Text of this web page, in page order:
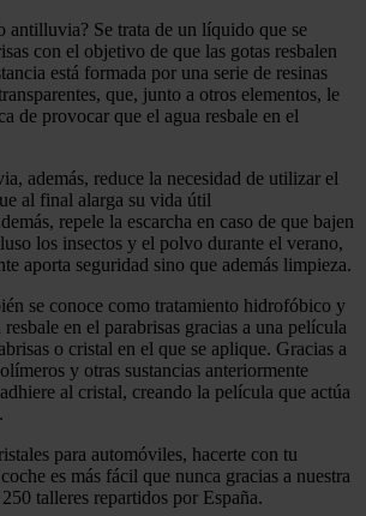
antilluvia? Se trata de un líquido que se
con el objetivo de que las gotas resbalen
está formada por una serie de resinas
que, junto a otros elementos, le
de provocar que el agua resbale en el
además, reduce la necesidad de utilizar el
al final alarga su vida útil
repele la escarcha en caso de que bajen
los insectos y el polvo durante el verano,
aporta seguridad sino que además limpieza.
se conoce como tratamiento hidrofóbico y
en el parabrisas gracias a una película
o cristal en el que se aplique. Gracias a
y otras sustancias anteriormente
al cristal, creando la película que actúa
para automóviles, hacerte con tu
es más fácil que nunca gracias a nuestra
talleres repartidos por España.